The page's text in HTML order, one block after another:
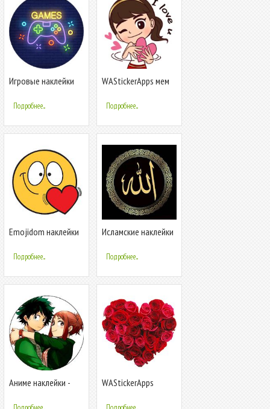
Игровые наклейки
WAStickerApps
Подробнее...
WAStickerApps мем
наклейки
Подробнее...
Emojidom наклейки
(WAStickerApps)
Подробнее...
Исламские наклейки
WAStickerApps
Подробнее...
Аниме наклейки -
WhatsApp
WAStickerApps